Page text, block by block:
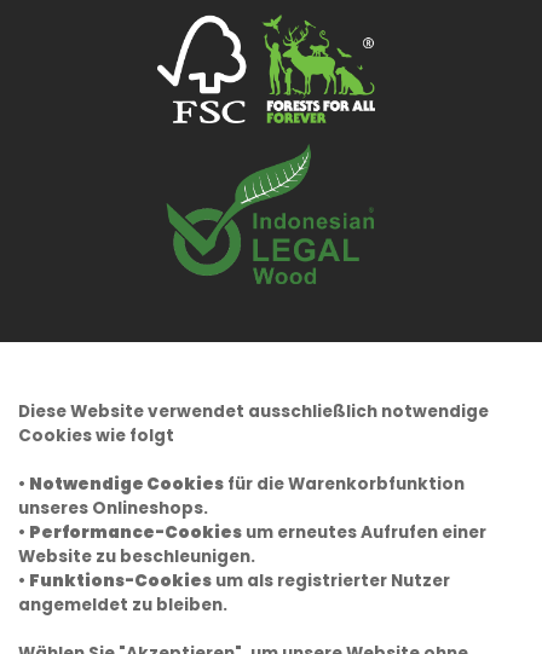
Diese Website verwendet ausschließlich notwendige
Cookies wie folgt
• Notwendige Cookies für die Warenkorbfunktion
unseres Onlineshops.
• Performance-Cookies um erneutes Aufrufen einer
Website zu beschleunigen.
• Funktions-Cookies um als registrierter Nutzer
angemeldet zu bleiben.